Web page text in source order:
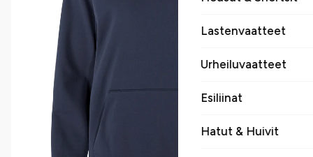
Lastenvaatteet
Urheiluvaatteet
Esiliinat
Hatut & Huivit